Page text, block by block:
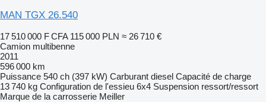
MAN TGX 26.540
17 510 000 F CFA 115 000 PLN ≈ 26 710 €
Camion multibenne
2011
596 000 km
Puissance 540 ch (397 kW) Carburant diesel Capacité de charge
13 740 kg Configuration de l'essieu 6x4 Suspension ressort/ressort
Marque de la carrosserie Meiller